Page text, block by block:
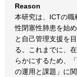
Reason
本研究は、ICTの職
性閉塞性肺患を始
と自己管理支援を
る。これまでに、
らかにするため、
の運用と課題」に